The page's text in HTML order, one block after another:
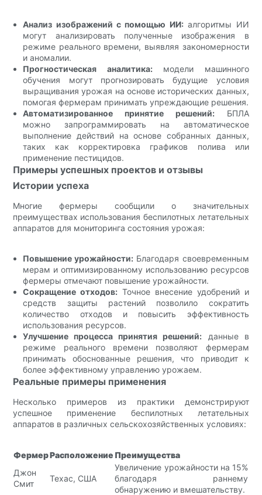
Анализ изображений с помощью ИИ:алгоритмы ИИ
могут анализировать полученные изображения в
режиме реального времени, выявляя закономерности
и аномалии.
Прогностическая аналитика:модели машинного
обучения могут прогнозировать будущие условия
выращивания урожая на основе исторических данных,
помогая фермерам принимать упреждающие решения.
Автоматизированное принятие решений:БПЛА
можно запрограммировать на автоматическое
выполнение действий на основе собранных данных,
таких как корректировка графиков полива или
применение пестицидов.
Примеры успешных проектов и отзывы
Истории успеха
Многие фермеры сообщили о значительных
преимуществах использования беспилотных летательных
аппаратов для мониторинга состояния урожая:
Повышение урожайности: Благодаря своевременным
мерам и оптимизированному использованию ресурсов
фермеры отмечают повышение урожайности.
Сокращение отходов: Точное внесение удобрений и
средств защиты растений позволило сократить
количество отходов и повысить эффективность
использования ресурсов.
Улучшение процесса принятия решений: данные в
режиме реального времени позволяют фермерам
принимать обоснованные решения, что приводит к
более эффективному управлению урожаем.
Реальные примеры применения
Несколько примеров из практики демонстрируют
успешное применение беспилотных летательных
аппаратов в различных сельскохозяйственных условиях:
ФермерРасположение Преимущества
Джон
Смит
Техас, США
Увеличение урожайности на 15%
благодаря раннему
обнаружению и вмешательству.